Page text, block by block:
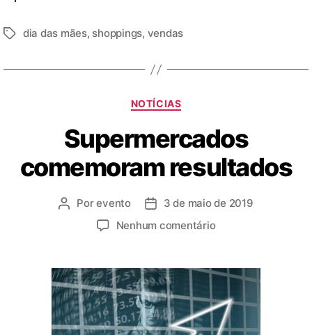
dia das mães, shoppings, vendas
NOTÍCIAS
Supermercados
comemoram resultados
Porevento
3 de maio de 2019
Nenhum comentário